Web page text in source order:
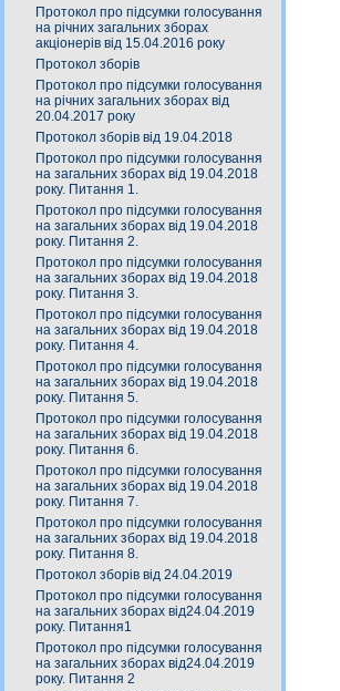
Протокол про підсумки голосування
на річних загальних зборах
акціонерів від 15.04.2016 року
Протокол зборів
Протокол про підсумки голосування
на річних загальних зборах від
20.04.2017 року
Протокол зборів від 19.04.2018
Протокол про підсумки голосування
на загальних зборах від 19.04.2018
року. Питання 1.
Протокол про підсумки голосування
на загальних зборах від 19.04.2018
року. Питання 2.
Протокол про підсумки голосування
на загальних зборах від 19.04.2018
року. Питання 3.
Протокол про підсумки голосування
на загальних зборах від 19.04.2018
року. Питання 4.
Протокол про підсумки голосування
на загальних зборах від 19.04.2018
року. Питання 5.
Протокол про підсумки голосування
на загальних зборах від 19.04.2018
року. Питання 6.
Протокол про підсумки голосування
на загальних зборах від 19.04.2018
року. Питання 7.
Протокол про підсумки голосування
на загальних зборах від 19.04.2018
року. Питання 8.
Протокол зборів від 24.04.2019
Протокол про підсумки голосування
на загальних зборах від24.04.2019
року. Питання1
Протокол про підсумки голосування
на загальних зборах від24.04.2019
року. Питання 2